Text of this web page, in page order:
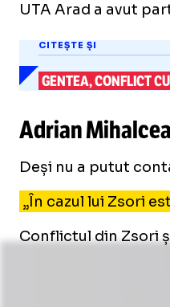
UTA Arad a avut
CITEȘTE ȘI
GENTEA, CONFLICT
Adrian
Deși nu a putut
„În cazul lui Zsori
Conflictul din Zsori